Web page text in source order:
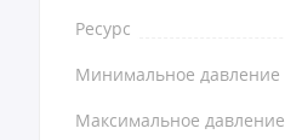
Ресурс
Минимальное давление
Максимальное давление